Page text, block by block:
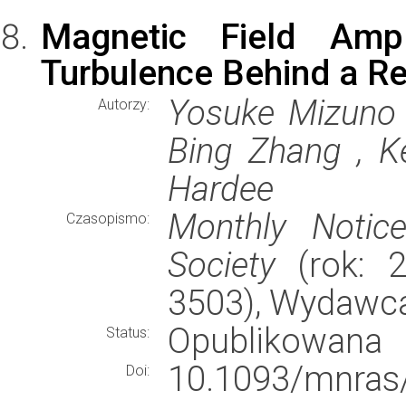
Magnetic Field
Turbulence Behind a
Autorzy:
Yosuke
Bing Zhang ,
Hardee
Czasopismo:
Monthly
Society(rok:
3503),
Status: Opublikowana
Doi:
10.1093/